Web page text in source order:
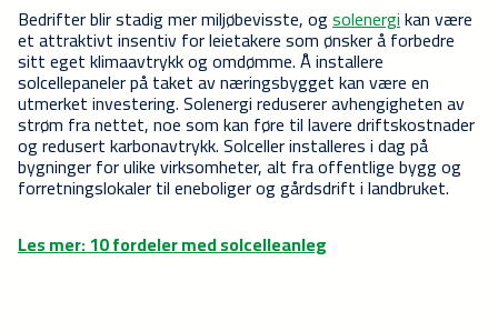
Bedrifter blir stadig mer miljøbevisste, ogsolenergikan være
et attraktivt insentiv for leietakere som ønsker å forbedre
sitt eget klimaavtrykk og omdømme. Å installere
solcellepaneler på taket av næringsbygget kan være en
utmerket investering. Solenergi reduserer avhengigheten av
strøm fra nettet, noe som kan føre til lavere driftskostnader
og redusert karbonavtrykk. Solceller installeres i dag på
bygninger for ulike virksomheter, alt fra offentlige bygg og
forretningslokaler til eneboliger og gårdsdrift i landbruket.
Les mer: 10 fordeler med solcelleanleg